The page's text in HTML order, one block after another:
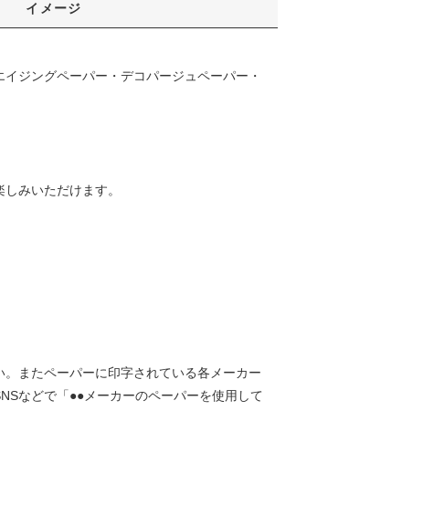
イメージ
ジングペーパー・デコパージュペーパー・
みいただけます。
またペーパーに印字されている各メーカー
などで「●●メーカーのペーパーを使用して